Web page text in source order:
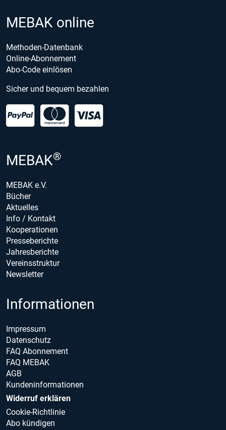
MEBAK online
Methoden-Datenbank
Online-Abonnement
Abo-Code einlösen
Sicher und bequem bezahlen
MEBAK®
MEBAK e.V.
Bücher
Aktuelles
Info / Kontakt
Kooperationen
Presseberichte
Jahresberichte
Vereinsstruktur
Newsletter
Informationen
Impressum
Datenschutz
FAQ Abonnement
FAQ MEBAK
AGB
Kundeninformationen
Widerruf erklären
Cookie-Richtlinie
Abo kündigen